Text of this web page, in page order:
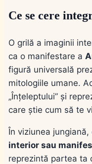
Ce se cere
O grilă a imaginii
ca o manifestare a
figură universală
mitologiile umane.
„Înțeleptului” și
care știe cum să te
În viziunea
interior sau
reprezintă partea ta